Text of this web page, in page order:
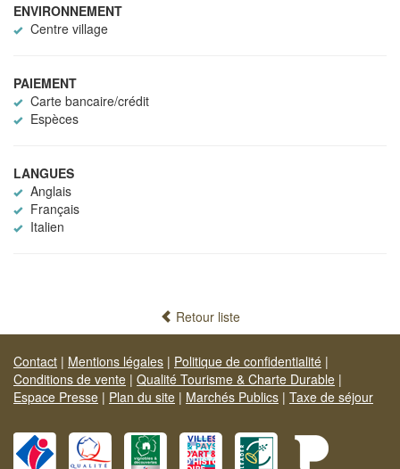
ENVIRONNEMENT
Centre village
PAIEMENT
Carte bancaire/crédit
Espèces
LANGUES
Anglais
Français
Italien
Retour liste
Contact | Mentions légales | Politique de confidentialité |
Conditions de vente | Qualité Tourisme & Charte Durable |
Espace Presse | Plan du site | Marchés Publics | Taxe de séjour